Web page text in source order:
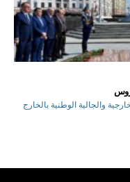
والجالية الوطنية بالخارج